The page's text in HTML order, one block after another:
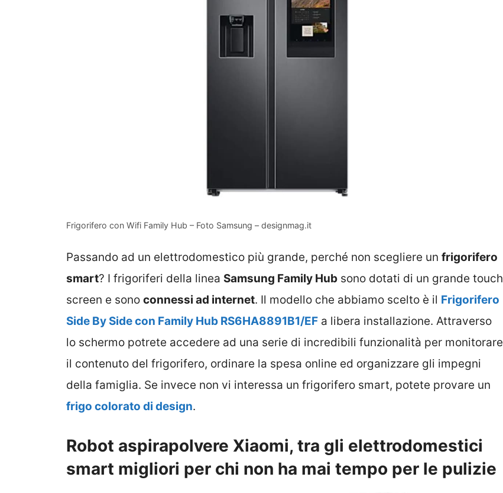
Frigorifero con Wifi Family Hub – Foto Samsung – designmag.it
Passando ad un elettrodomestico più grande, perché non scegliere un frigorifero
smart? I frigoriferi della linea Samsung Family Hub sono dotati di un grande touch
screen e sono connessi ad internet. Il modello che abbiamo scelto è il Frigorifero
Side By Side con Family Hub RS6HA8891B1/EF a libera installazione. Attraverso
lo schermo potrete accedere ad una serie di incredibili funzionalità per monitorare
il contenuto del frigorifero, ordinare la spesa online ed organizzare gli impegni
della famiglia. Se invece non vi interessa un frigorifero smart, potete provare un
frigo colorato di design.
Robot aspirapolvere Xiaomi, tra gli elettrodomestici
smart migliori per chi non ha mai tempo per le pulizie